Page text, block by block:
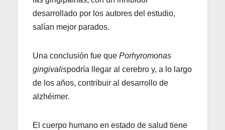
desarrollado por los autores del estudio,
salían mejor parados.
Una conclusión fue que Porhyromonas
gingivalispodría llegar al cerebro y, a lo largo
de los años, contribuir al desarrollo de
alzhéimer.
El cuerpo humano en estado de salud tiene